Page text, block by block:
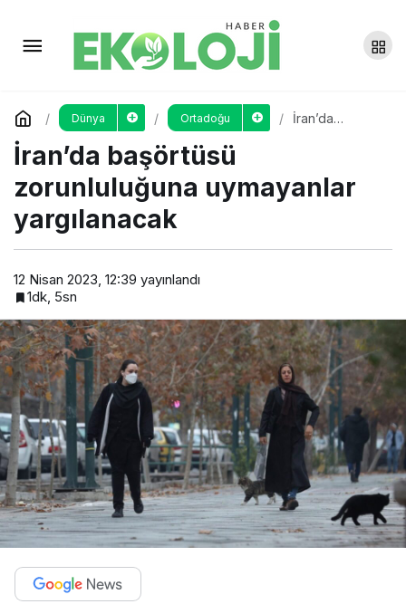
Dünya Ortadoğu
İran’da
yargılanacak
İran’da başörtüsü
zorunluluğuna uymayanlar
yargılanacak
12 Nisan 2023, 12:39 yayınlandı
1dk, 5sn
İran’da 650 kız okula
gitmemeleri için zehirlendi
Yorum Yap Paylaş